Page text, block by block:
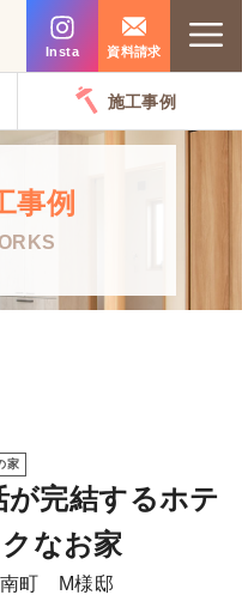
Insta 資料請求
施工事例
事例
家
が完結するホテ
なお家
南町 M様邸